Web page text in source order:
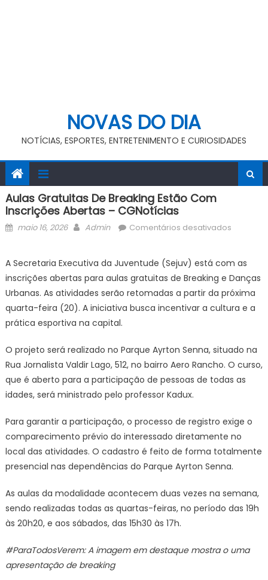
NOVAS DO DIA
NOTÍCIAS, ESPORTES, ENTRETENIMENTO E CURIOSIDADES
Aulas Gratuitas De Breaking Estão Com
Inscrições Abertas – CGNotícias
Posted
maio 16, 2026 Author
Admin Comentários desativadosem
de
Breaking
estão
com
–
A Secretaria Executiva da Juventude (Sejuv) está com as
inscrições abertas para aulas gratuitas de Breaking e Danças
Urbanas. As atividades serão retomadas a partir da próxima
quarta-feira (20). A iniciativa busca incentivar a cultura e a
prática esportiva na capital.
O projeto será realizado no Parque Ayrton Senna, situado na
Rua Jornalista Valdir Lago, 512, no bairro Aero Rancho. O curso,
que é aberto para a participação de pessoas de todas as
idades, será ministrado pelo professor Kadux.
Para garantir a participação, o processo de registro exige o
comparecimento prévio do interessado diretamente no
local das atividades. O cadastro é feito de forma totalmente
presencial nas dependências do Parque Ayrton Senna.
As aulas da modalidade acontecem duas vezes na semana,
sendo realizadas todas as quartas-feiras, no período das 19h
às 20h20, e aos sábados, das 15h30 às 17h.
#ParaTodosVerem: A imagem em destaque mostra o uma
apresentação de breaking